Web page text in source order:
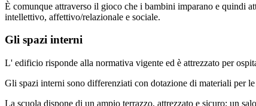
È comunque attraverso il gioco che i bambini imparano e quindi
intellettivo, affettivo/relazionale e sociale.
Gli spazi interni
L' edificio risponde alla normativa vigente ed è attrezzato per
Gli spazi interni sono differenziati con dotazione di materiali per
La scuola dispone di un ampio terrazzo, attrezzato e sicuro; un